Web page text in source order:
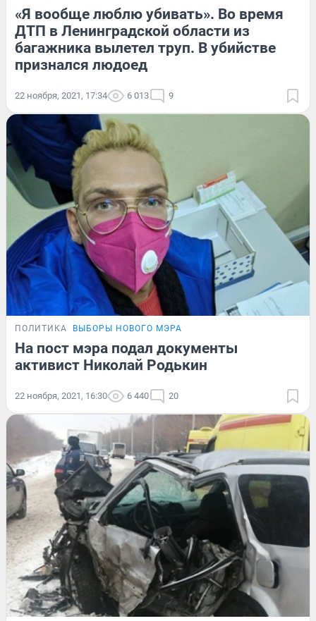
«Я вообще люблю убивать». Во время
ДТП в Ленинградской области из
багажника вылетел труп. В убийстве
признался людоед
22 ноября, 2021, 17:34 6 013 9
ПОЛИТИКА ВЫБОРЫ НОВОГО МЭРА
На пост мэра подал документы
активист Николай Родькин
22 ноября, 2021, 16:30 6 440 20